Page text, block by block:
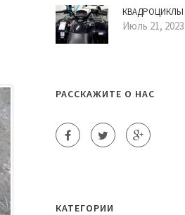
КВАДРОЦИКЛЫ
Июль 21, 2023
РАССКАЖИТЕ О НАС
КАТЕГОРИИ